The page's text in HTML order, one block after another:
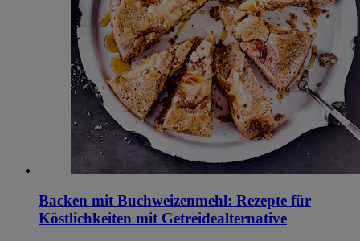
Backen mit Buchweizenmehl: Rezepte für
Köstlichkeiten mit Getreidealternative